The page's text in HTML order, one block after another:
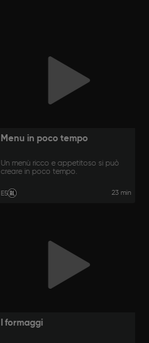
Menu in poco tempo
Un menù ricco e appetitoso si può
creare in poco tempo.
E5 23 min
I formaggi